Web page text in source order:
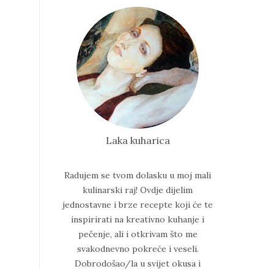
Laka kuharica
Radujem se tvom dolasku u moj mali
kulinarski raj! Ovdje dijelim
jednostavne i brze recepte koji će te
inspirirati na kreativno kuhanje i
pečenje, ali i otkrivam što me
svakodnevno pokreće i veseli.
Dobrodošao/la u svijet okusa i